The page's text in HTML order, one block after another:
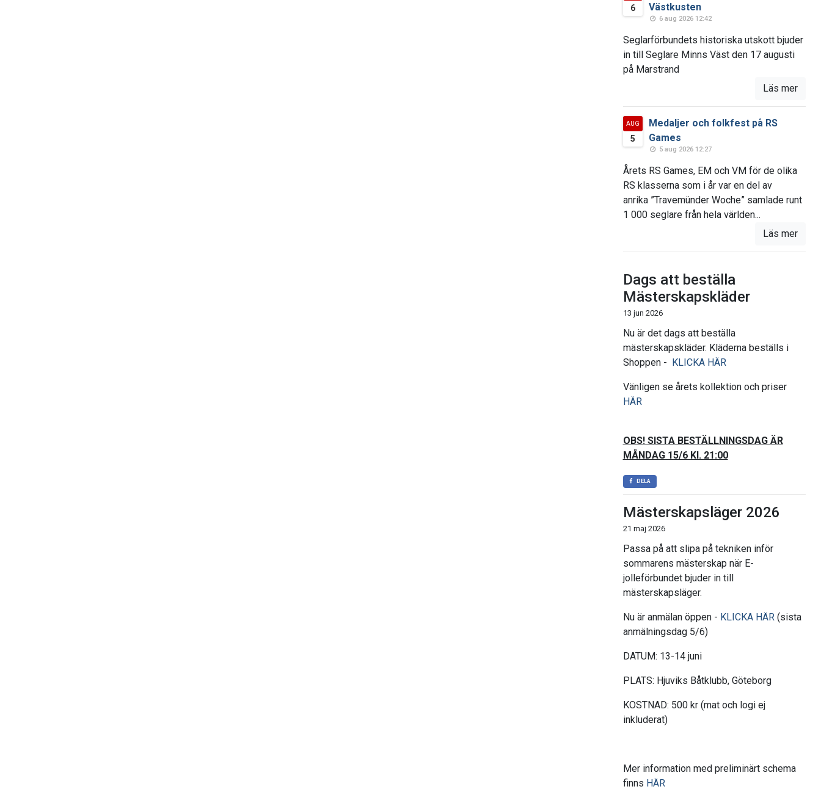
6
Västkusten
6 aug 2026 12:42
Seglarförbundets historiska utskott bjuder
in till Seglare Minns Väst den 17 augusti
på Marstrand
Läs mer
AUG
5
Medaljer och folkfest på RS
Games
5 aug 2026 12:27
Årets RS Games, EM och VM för de olika
RS klasserna som i år var en del av
anrika ”Travemünder Woche” samlade runt
1 000 seglare från hela världen...
Läs mer
Dags att beställa
Mästerskapskläder
13 jun 2026
Nu är det dags att beställa
mästerskapskläder. Kläderna beställs i
Shoppen - KLICKA HÄR
Vänligen se årets kollektion och priser
HÄR
OBS! SISTA BESTÄLLNINGSDAG ÄR
MÅNDAG 15/6 Kl. 21:00
DELA
Mästerskapsläger 2026
21 maj 2026
Passa på att slipa på tekniken inför
sommarens mästerskap när E-
jolleförbundet bjuder in till
mästerskapsläger.
Nu är anmälan öppen - KLICKA HÄR(sista
anmälningsdag 5/6)
DATUM: 13-14 juni
PLATS: Hjuviks Båtklubb, Göteborg
KOSTNAD: 500 kr (mat och logi ej
inkluderat)
Mer information med preliminärt schema
finns HÄR